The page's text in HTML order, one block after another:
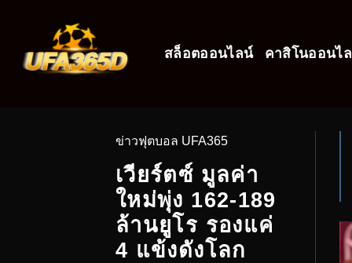
สล็อตออนไลน์ คาสิโนออนไ
ข่าวฟุตบอล UFA365
เวียร์ตซ์ มูลค่า
ใหม่พุ่ง 162-189
ล้านยูโร รองแค่
4 แข้งดังโลก